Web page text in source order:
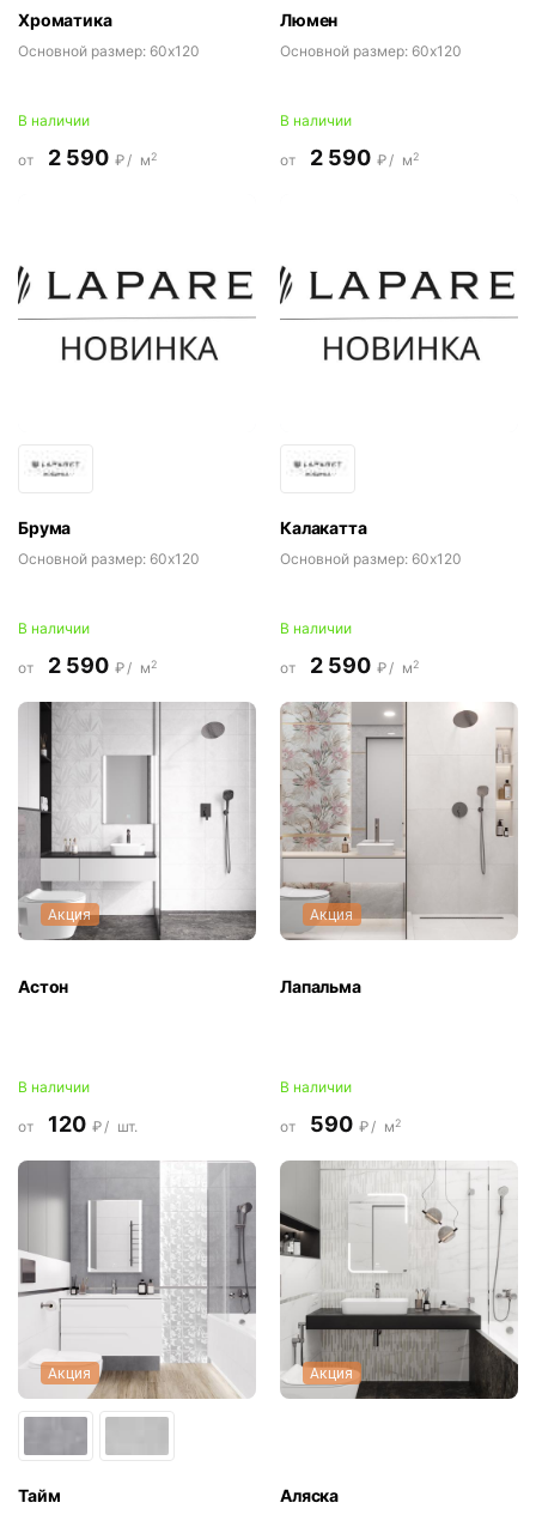
Хроматика
Основной размер: 60x120
В наличии
от 2 590 ₽/ м2
Люмен
Основной размер: 60x120
В наличии
от 2 590 ₽/ м2
Брума
Основной размер: 60x120
В наличии
от 2 590 ₽/ м2
Калакатта
Основной размер: 60x120
В наличии
от 2 590 ₽/ м2
Акция
Астон
В наличии
от 120 ₽/ шт.
Акция
Лапальма
В наличии
от 590 ₽/ м2
Акция
Тайм
Акция
Аляска